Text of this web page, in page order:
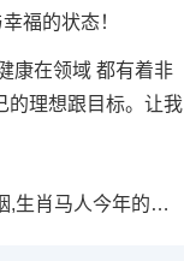
福的状态！
康在领域 都有着非
的理想跟目标。让我
人今年的婚姻怎么样